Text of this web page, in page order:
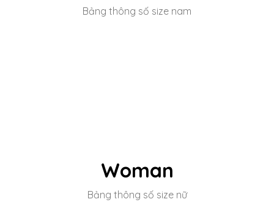
Bảng thông số size nam
Woman
Bảng thông số size nữ